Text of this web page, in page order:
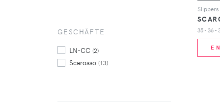
GESCHÄFTE
LN-CC (2)
Scarosso (13)